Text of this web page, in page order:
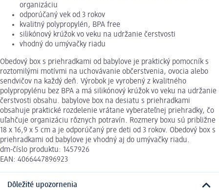
organizáciu
odporúčaný vek od 3 rokov
kvalitný polypropylén, BPA free
silikónový krúžok vo veku na udržanie čerstvosti
vhodný do umývačky riadu
Obedový box s priehradkami od babylove je praktický pomocník s
roztomilými motívmi na uchovávanie občerstvenia, ovocia alebo
sendvičov na každý deň. Výrobok je vyrobený z kvalitného
polypropylénu bez BPA a má silikónový krúžok vo veku na udržanie
čerstvosti obsahu. babylove box na desiatu s priehradkami
obsahuje praktické rozdelenie vrátane vyberateľnej priehradky, čo
uľahčuje organizáciu rôznych potravín. Rozmery boxu sú približne
18 x 16,9 x 5 cm a je odporúčaný pre deti od 3 rokov. Obedový box s
priehradkami od babylove je vhodný aj do umývačky riadu.
dm-číslo produktu: 1457926
EAN: 4066447896923
Dôležité upozornenia